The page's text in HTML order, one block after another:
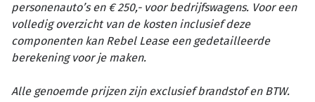
personenauto’s en € 250,- voor bedrijfswagens. Voor een
volledig overzicht van de kosten inclusief deze
componenten kan Rebel Lease een gedetailleerde
berekening voor je maken.
Alle genoemde prijzen zijn exclusief brandstof en BTW.